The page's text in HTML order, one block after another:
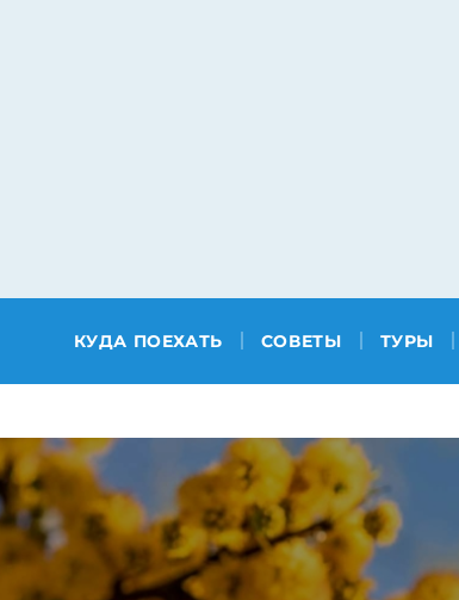
КУДА ПОЕХАТЬ СОВЕТЫ ТУРЫ